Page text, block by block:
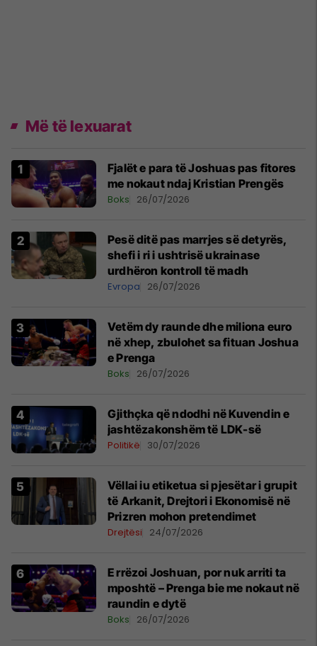
Më të lexuarat
Fjalët e para të Joshuas pas fitores
me nokaut ndaj Kristian Prengës
Boks 26/07/2026
Pesë ditë pas marrjes së detyrës,
shefi i ri i ushtrisë ukrainase
urdhëron kontroll të madh
Evropa 26/07/2026
Vetëm dy raunde dhe miliona euro
në xhep, zbulohet sa fituan Joshua
e Prenga
Boks 26/07/2026
Gjithçka që ndodhi në Kuvendin e
jashtëzakonshëm të LDK-së
Politikë 30/07/2026
Vëllai iu etiketua si pjesëtar i grupit
të Arkanit, Drejtori i Ekonomisë në
Prizren mohon pretendimet
Drejtësi 24/07/2026
E rrëzoi Joshuan, por nuk arriti ta
mposhtë – Prenga bie me nokaut në
raundin e dytë
Boks 26/07/2026